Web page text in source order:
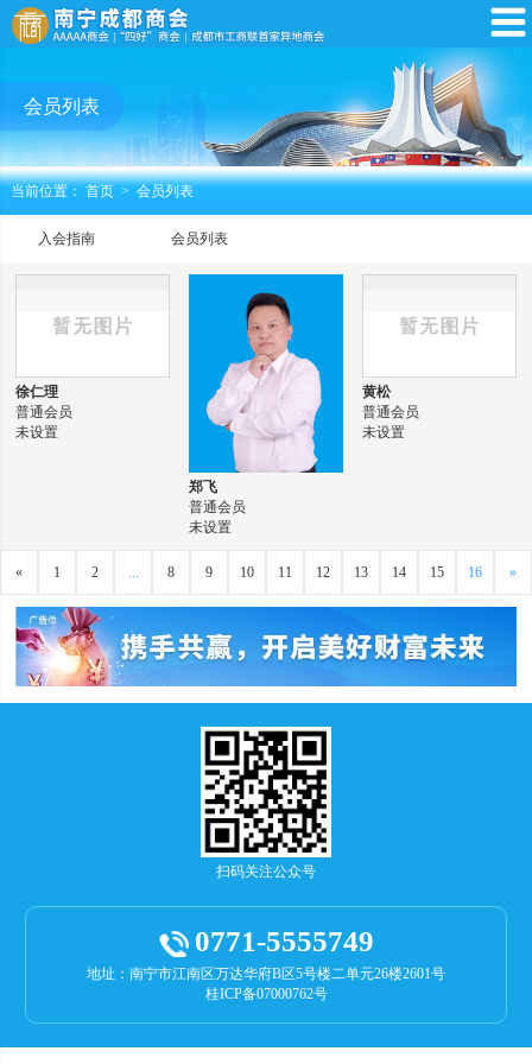
会员列表
当前位置： 首页> 会员列表
入会指南 会员列表
徐仁理
普通会员
未设置
郑飞
普通会员
未设置
黄松
普通会员
未设置
« 1 2 ... 8 9 10 11 12 13 14 15 16 »
扫码关注公众号
0771-5555749
地址：南宁市江南区万达华府B区5号楼二单元26楼2601号
桂ICP备07000762号